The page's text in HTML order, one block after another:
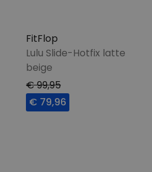
FitFlop
Lulu Slide-Hotfix latte
beige
€ 99,95
€ 79,96